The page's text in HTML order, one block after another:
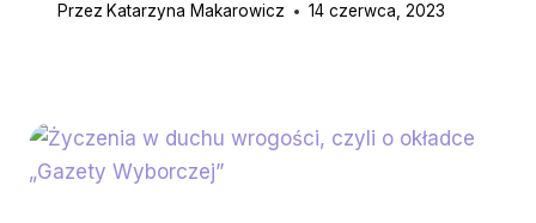
Przez Katarzyna Makarowicz 14 czerwca, 2023